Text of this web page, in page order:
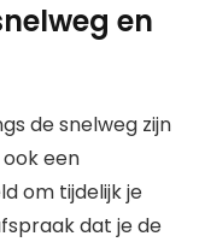
en
de snelweg zijn
een
om tijdelijk je
dat je de